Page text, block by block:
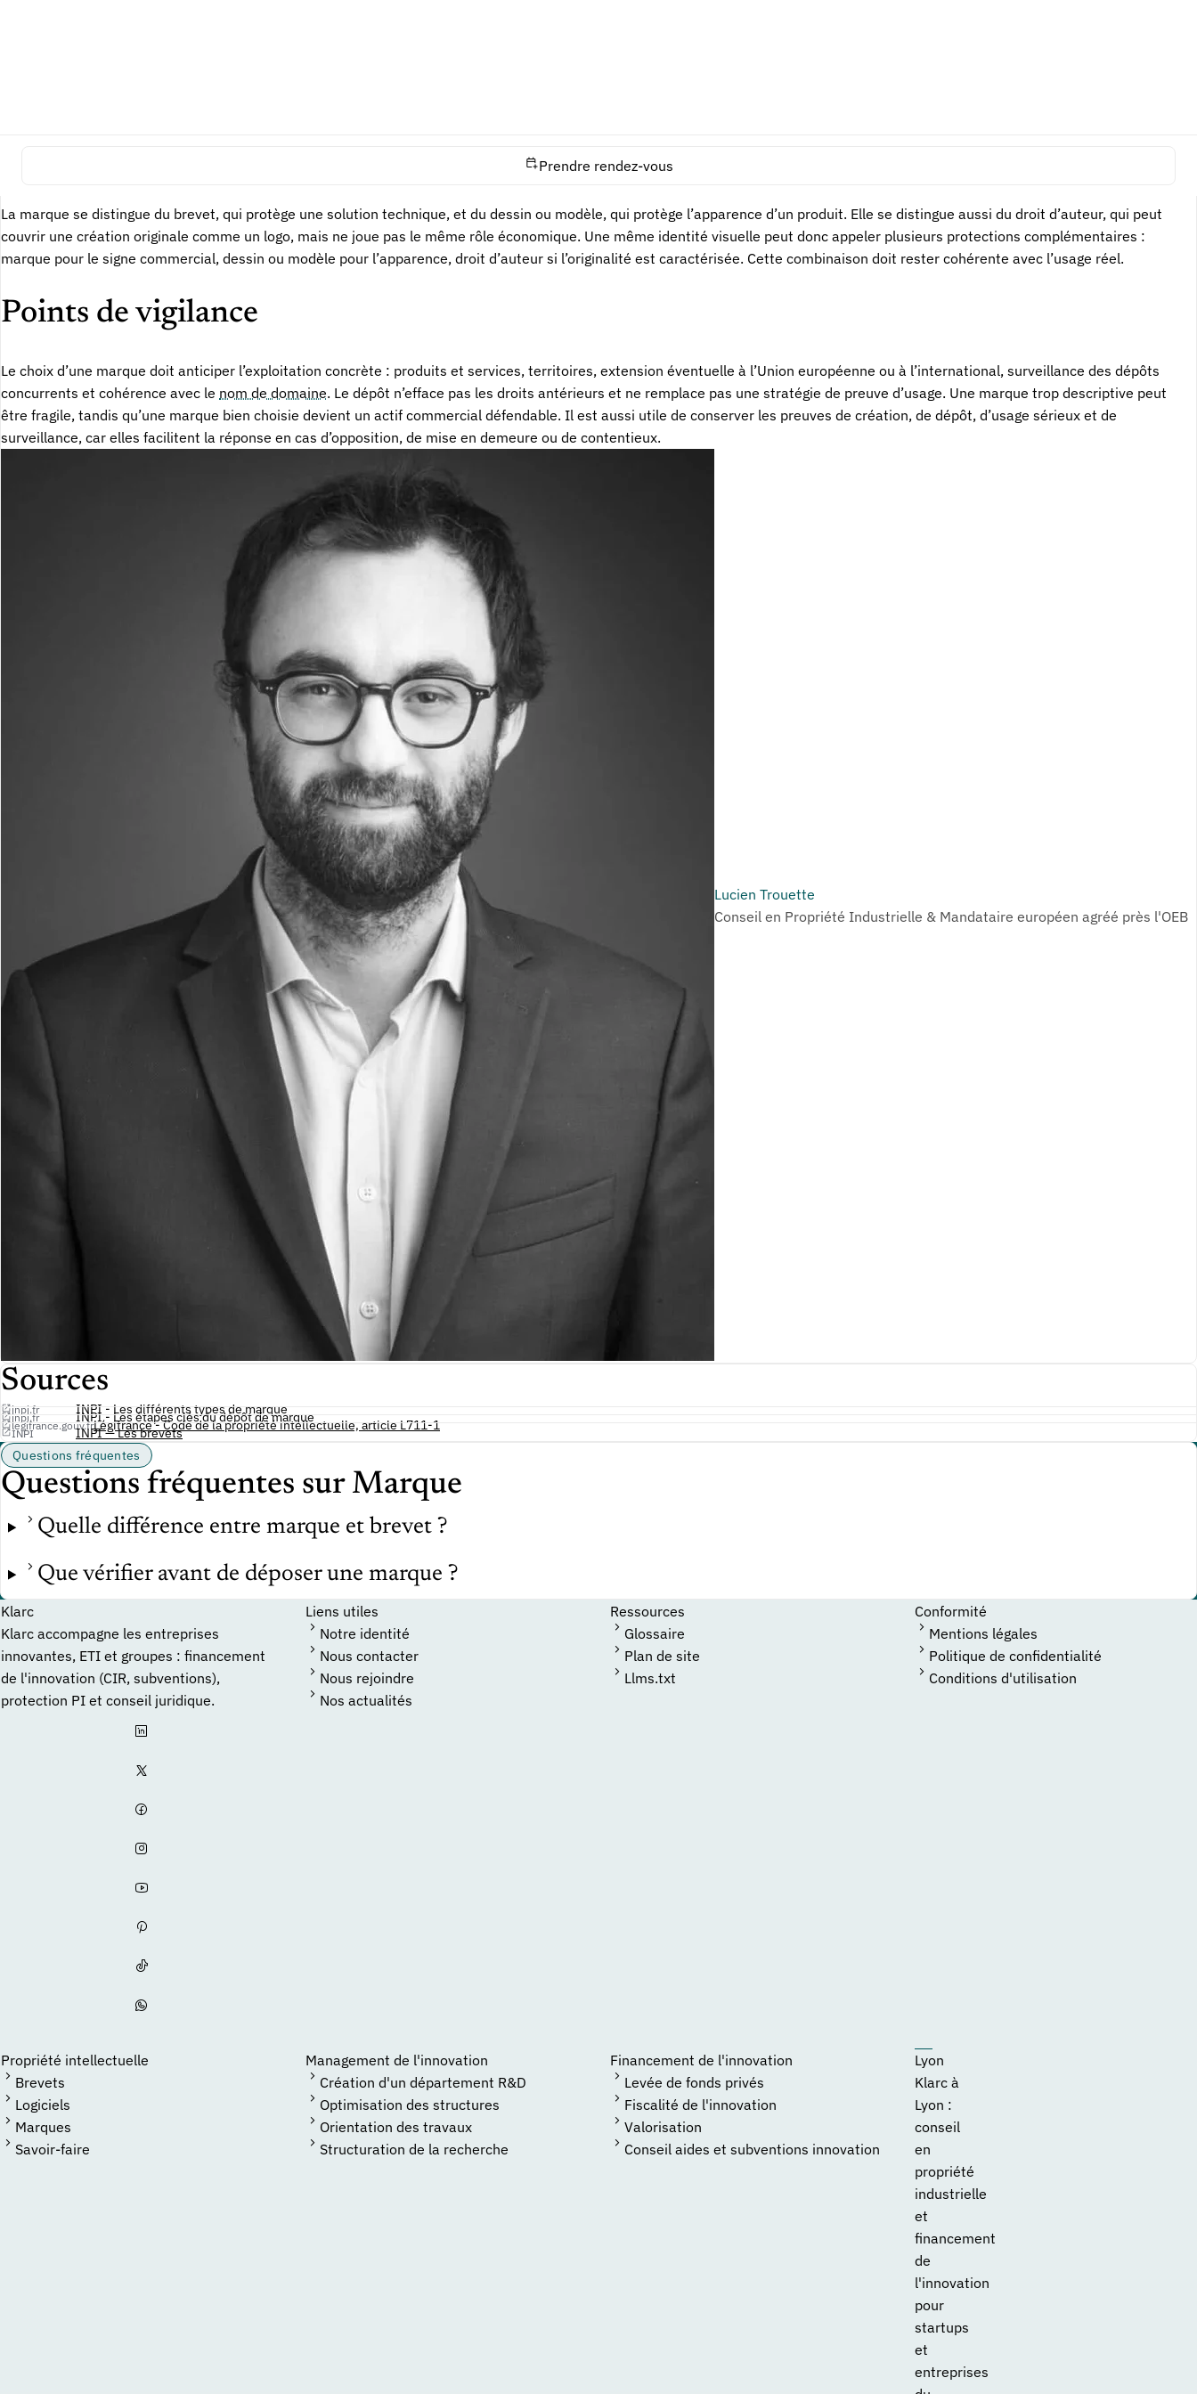
Prendre rendez-vous
La marque se distingue du brevet, qui protège une solution technique, et du dessin ou modèle, qui protège l’apparence d’un produit. Elle se distingue aussi du droit d’auteur, qui peut
couvrir une création originale comme un logo, mais ne joue pas le même rôle économique. Une même identité visuelle peut donc appeler plusieurs protections complémentaires :
marque pour le signe commercial, dessin ou modèle pour l’apparence, droit d’auteur si l’originalité est caractérisée. Cette combinaison doit rester cohérente avec l’usage réel.
Points de vigilance
Le choix d’une marque doit anticiper l’exploitation concrète : produits et services, territoires, extension éventuelle à l’Union européenne ou à l’international, surveillance des dépôts
concurrents et cohérence avec le nom de domaine. Le dépôt n’efface pas les droits antérieurs et ne remplace pas une stratégie de preuve d’usage. Une marque trop descriptive peut
être fragile, tandis qu’une marque bien choisie devient un actif commercial défendable. Il est aussi utile de conserver les preuves de création, de dépôt, d’usage sérieux et de
surveillance, car elles facilitent la réponse en cas d’opposition, de mise en demeure ou de contentieux.
Lucien Trouette
Conseil en Propriété Industrielle & Mandataire européen agréé près l'OEB
Sources
inpi.fr INPI - Les différents types de marque
inpi.fr INPI - Les étapes clés du dépôt de marque
legifrance.gouv.frLégifrance - Code de la propriété intellectuelle, article L711-1
INPI
INPI — Les brevets
Questions fréquentes
Questions fréquentes sur Marque
Quelle différence entre marque et brevet ?
Que vérifier avant de déposer une marque ?
Klarc
Klarc accompagne les entreprises
innovantes, ETI et groupes : financement
de l'innovation (CIR, subventions),
protection PI et conseil juridique.
Liens utiles
Notre identité
Nous contacter
Nous rejoindre
Nos actualités
Ressources
Glossaire
Plan de site
Llms.txt
Conformité
Mentions légales
Politique de confidentialité
Conditions d'utilisation
Propriété intellectuelle
Brevets
Logiciels
Marques
Savoir-faire
Management de l'innovation
Création d'un département R&D
Optimisation des structures
Orientation des travaux
Structuration de la recherche
Financement de l'innovation
Levée de fonds privés
Fiscalité de l'innovation
Valorisation
Conseil aides et subventions innovation
Lyon
Klarc à
Lyon :
conseil
en
propriété
industrielle
et
financement
de
l'innovation
pour
startups
et
entreprises